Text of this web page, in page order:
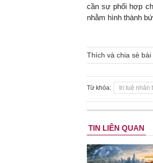
cần sự phối hợp
nhằm hình thành
Thích và chia sẻ bài
Từ khóa: trí tuệ nhân
TIN LIÊN QUAN